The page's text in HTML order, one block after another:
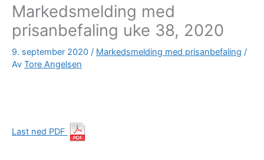
Markedsmelding med
prisanbefaling uke 38, 2020
9. september 2020 / Markedsmelding med prisanbefaling /
Av Tore Angelsen
Last ned PDF